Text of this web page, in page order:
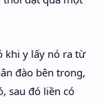
khi y lấy nó ra từ
đào bên trong,
sau đó liền có